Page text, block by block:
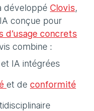
développé Clovis,
conçue pour
d’usage concrets
combine :
IA intégrées
et de conformité